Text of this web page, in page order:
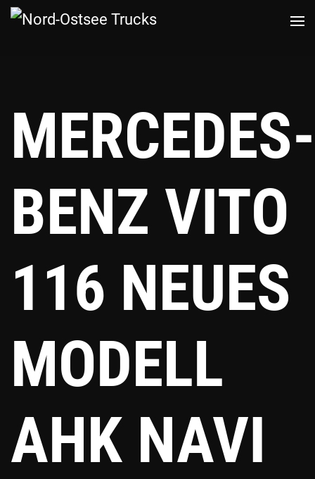
MERCEDES-
BENZ VITO
116 NEUES
MODELL
AHK NAVI